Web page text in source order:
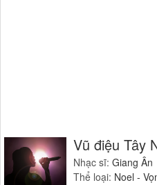
Vũ điệu Tây
Nhạc sĩ: Giang Ân
Thể loại: Noel -